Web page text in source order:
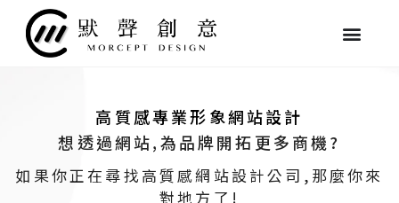
高質感專業形象網站設計
想透過網站,為品牌開拓更多商機?
如果你正在尋找高質感網站設計公司,那麼你來
對地方了!